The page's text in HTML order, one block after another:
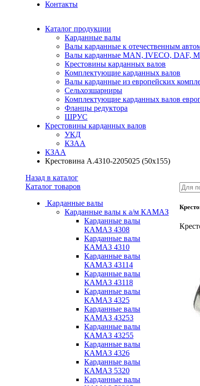
Контакты
Каталог продукции
Карданные валы
Валы карданные к отечественным
Валы карданные MAN, IVECO, DAF,
Крестовины карданных валов
Комплектующие карданных валов
Валы карданные из европейских
Сельхозшарниры
Комплектующие карданных валов
Фланцы редуктора
ШРУС
Крестовины карданных валов
УКД
КЗАА
КЗАА
Крестовина А.4310-2205025 (50x155)
Назад в каталог
Каталог товаров
Карданные валы
Карданные валы к а/м КАМАЗ
Карданные валы
КАМАЗ 4308
Карданные валы
КАМАЗ 4310
Карданные валы
КАМАЗ 43114
Карданные валы
КАМАЗ 43118
Карданные валы
КАМАЗ 4325
Карданные валы
КАМАЗ 43253
Карданные валы
КАМАЗ 43255
Карданные валы
КАМАЗ 4326
Карданные валы
КАМАЗ 5320
Карданные валы